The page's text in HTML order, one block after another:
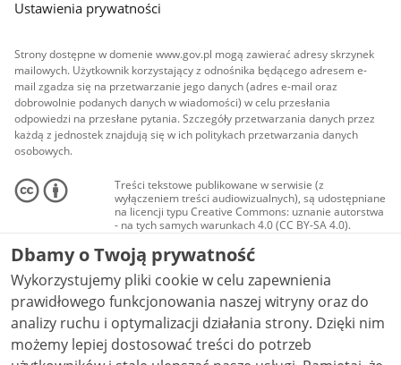
Ustawienia prywatności
Strony dostępne w domenie www.gov.pl mogą zawierać adresy skrzynek
mailowych. Użytkownik korzystający z odnośnika będącego adresem e-
mail zgadza się na przetwarzanie jego danych (adres e-mail oraz
dobrowolnie podanych danych w wiadomości) w celu przesłania
odpowiedzi na przesłane pytania. Szczegóły przetwarzania danych przez
każdą z jednostek znajdują się w ich politykach przetwarzania danych
osobowych.
Treści tekstowe publikowane w serwisie (z
wyłączeniem treści audiowizualnych), są udostępniane
na licencji typu Creative Commons: uznanie autorstwa
- na tych samych warunkach 4.0 (CC BY-SA 4.0).
Materiały audiowizualne, w tym zdjęcia, materiały
audio i wideo, są udostępniane na licencji typu
Creative Commons: uznanie autorstwa użycie
niekomercyjne - bez utworów zależnych 4.0 (CC BY-
NC-ND 4.0), o ile nie jest to stwierdzone inaczej.
Dbamy o Twoją prywatność
Wykorzystujemy pliki cookie w celu zapewnienia
prawidłowego funkcjonowania naszej witryny oraz do
analizy ruchu i optymalizacji działania strony. Dzięki nim
możemy lepiej dostosować treści do potrzeb